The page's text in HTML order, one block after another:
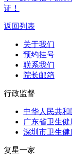
证！
返回列表
关于我们
预约挂号
联系我们
院长邮箱
行政监督
中华人民共
广东省卫生
深圳市卫生健
复星一家